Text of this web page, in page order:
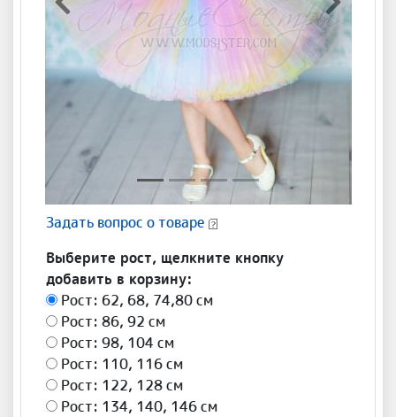
Предыдущая
Задать вопрос о товаре
Выберите рост, щелкните кнопку
добавить в корзину:
Рост: 62, 68, 74,80 см
Рост: 86, 92 см
Рост: 98, 104 см
Рост: 110, 116 см
Рост: 122, 128 см
Рост: 134, 140, 146 см